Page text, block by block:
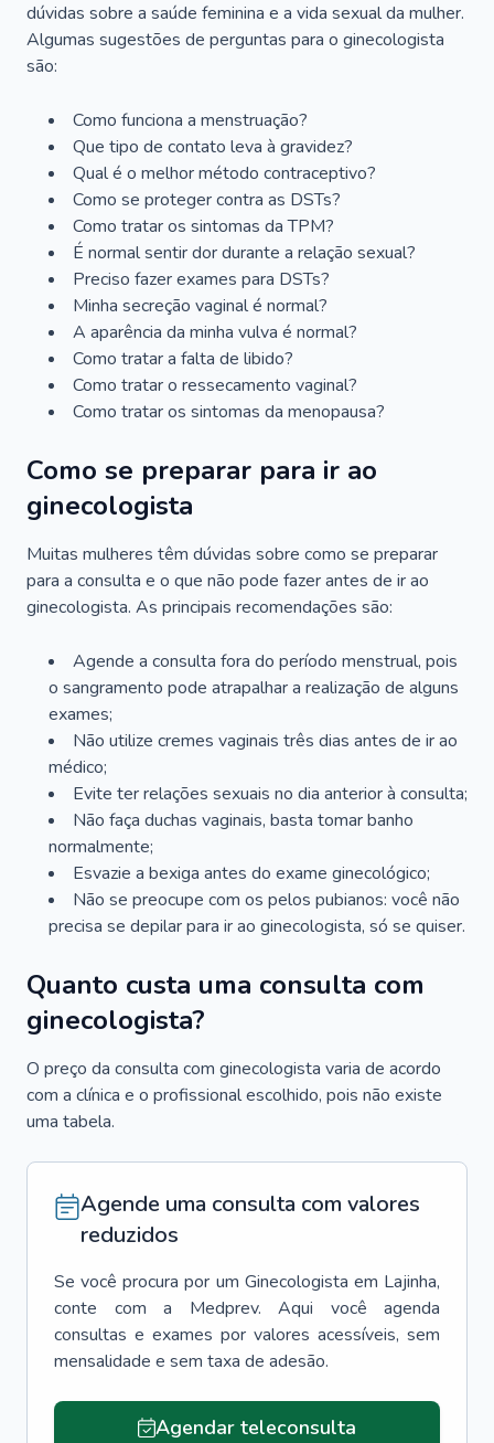
dúvidas sobre a saúde feminina e a vida sexual da mulher.
Algumas sugestões de perguntas para o ginecologista
são:
Como funciona a menstruação?
Que tipo de contato leva à gravidez?
Qual é o melhor método contraceptivo?
Como se proteger contra as DSTs?
Como tratar os sintomas da TPM?
É normal sentir dor durante a relação sexual?
Preciso fazer exames para DSTs?
Minha secreção vaginal é normal?
A aparência da minha vulva é normal?
Como tratar a falta de libido?
Como tratar o ressecamento vaginal?
Como tratar os sintomas da menopausa?
Como se preparar para ir ao
ginecologista
Muitas mulheres têm dúvidas sobre como se preparar
para a consulta e o que não pode fazer antes de ir ao
ginecologista. As principais recomendações são:
Agende a consulta fora do período menstrual, pois
o sangramento pode atrapalhar a realização de alguns
exames;
Não utilize cremes vaginais três dias antes de ir ao
médico;
Evite ter relações sexuais no dia anterior à consulta;
Não faça duchas vaginais, basta tomar banho
normalmente;
Esvazie a bexiga antes do exame ginecológico;
Não se preocupe com os pelos pubianos: você não
precisa se depilar para ir ao ginecologista, só se quiser.
Quanto custa uma consulta com
ginecologista?
O preço da consulta com ginecologista varia de acordo
com a clínica e o profissional escolhido, pois não existe
uma tabela.
Agende uma consulta com valores
reduzidos
Se você procura por um Ginecologista em Lajinha,
conte com a Medprev. Aqui você agenda
consultas e exames por valores acessíveis, sem
mensalidade e sem taxa de adesão.
Agendar teleconsulta